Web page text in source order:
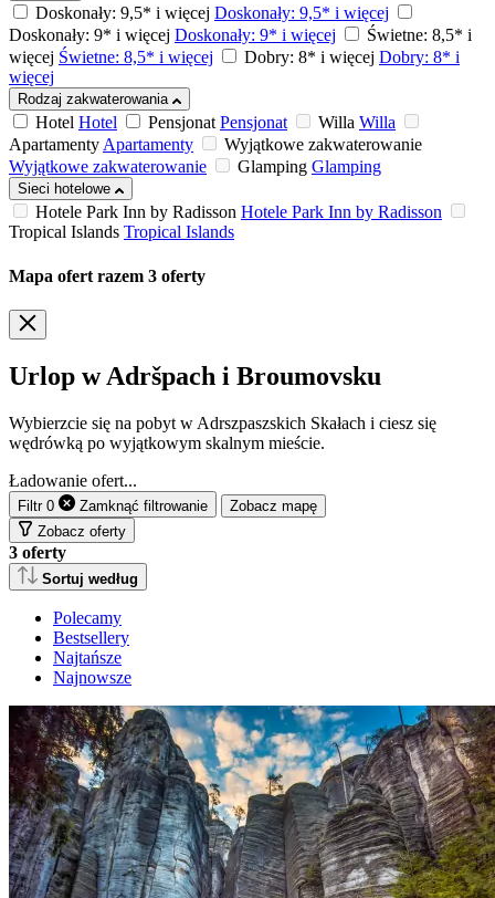
Doskonały: 9,5* i więcej Doskonały: 9,5* i więcej
Doskonały: 9* i więcej Doskonały: 9* i więcej
Świetne: 8,5* i
więcej Świetne: 8,5* i więcej Dobry: 8* i więcej Dobry: 8* i
więcej
Rodzaj zakwaterowania
Hotel Hotel Pensjonat Pensjonat Willa Willa
ApartamentyApartamenty
Wyjątkowe zakwaterowanie
Wyjątkowe zakwaterowanie
Glamping Glamping
Sieci hotelowe
Hotele Park Inn by Radisson Hotele Park Inn by Radisson
Tropical Islands Tropical Islands
Mapa ofert razem 3 oferty
Urlop w Adršpach i Broumovsku
Wybierzcie się na pobyt w Adrszpaszskich Skałach i ciesz się
wędrówką po wyjątkowym skalnym mieście.
Ładowanie ofert...
Filtr 0 Zamknąć filtrowanie
Zobacz mapę
Zobacz oferty
3 oferty
Sortuj według
Polecamy
Bestsellery
Najtańsze
Najnowsze